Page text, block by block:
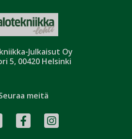
Julkaisut Oy
5, 00420 Helsinki
meitä